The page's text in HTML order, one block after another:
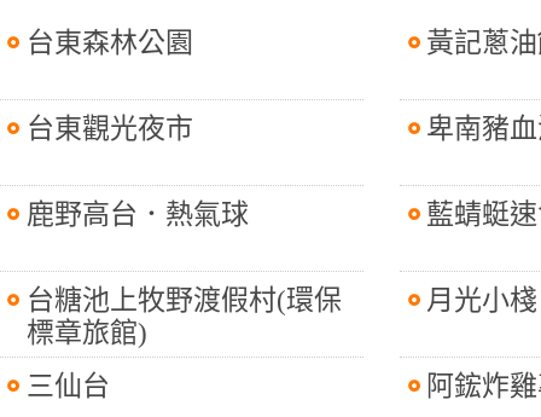
台東森林公園
台東觀光夜市
鹿野高台．熱氣球
台糖池上牧野渡假村(環保
標章旅館)
三仙台
黃記蔥
卑南豬
藍蜻蜓
月光小
阿鋐炸